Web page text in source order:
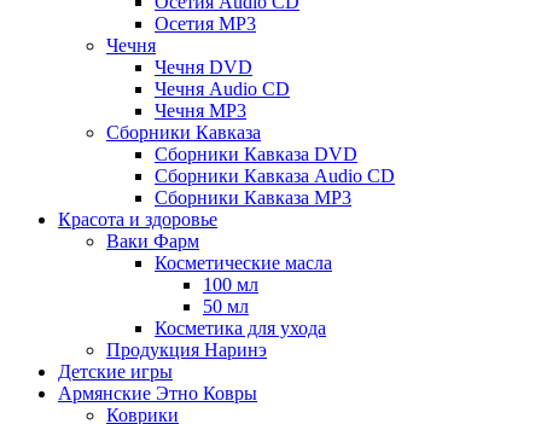
Осетия MP3
Чечня
Чечня DVD
Чечня Audio CD
Чечня MP3
Сборники Кавказа
Сборники Кавказа DVD
Сборники Кавказа Audio CD
Сборники Кавказа MP3
Красота и здоровье
Ваки Фарм
Косметические масла
100 мл
50 мл
Косметика для ухода
Продукция Наринэ
Детские игры
Армянские Этно Ковры
Коврики